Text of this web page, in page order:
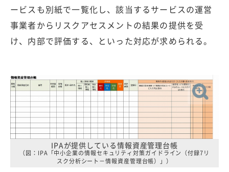
ービスも別紙で一覧化し、該当するサービスの運営
事業者からリスクアセスメントの結果の提供を受
け、内部で評価する、といった対応が求められる。
IPAが提供している情報資産管理台帳
（図：IPA「中小企業の情報セキュリティ対策ガイドライン（付録7リ
スク分析シート－情報資産管理台帳）」）